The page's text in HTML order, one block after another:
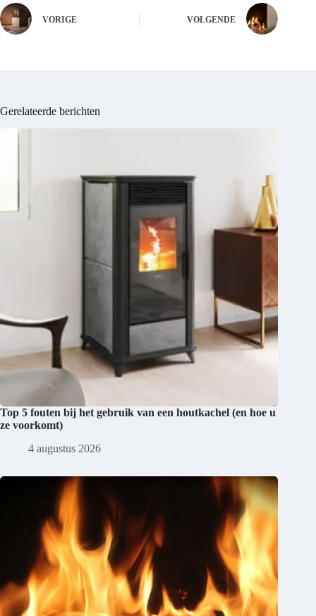
VORIGE VOLGENDE
Gerelateerde berichten
Top 5 fouten bij het gebruik van een houtkachel (en hoe u
ze voorkomt)
4 augustus 2026